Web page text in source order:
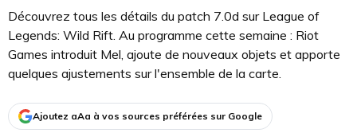
Découvrez tous les détails du patch 7.0d sur League of
Legends: Wild Rift. Au programme cette semaine : Riot
Games introduit Mel, ajoute de nouveaux objets et apporte
quelques ajustements sur l'ensemble de la carte.
Ajoutez aAa à vos sources préférées sur Google